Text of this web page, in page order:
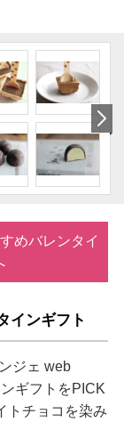
めバレンタイ
インギフト
ジェ web
ギフトをPICK
トチョコを染み